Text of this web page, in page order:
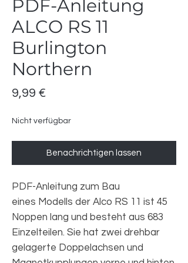
PDF-Anleitung
ALCO RS 11
Burlington
Northern
9,99 €
Nicht verfügbar
Benachrichtigen lassen
PDF-Anleitung zum Bau
eines Modells der Alco RS 11 ist 45
Noppen lang und besteht aus 683
Einzelteilen. Sie hat zwei drehbar
gelagerte Doppelachsen und